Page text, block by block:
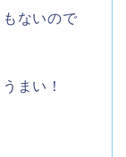
ないので
まい！